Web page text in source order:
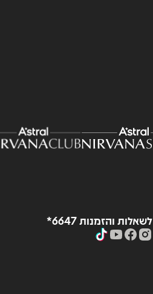
לשאלות והזמנות 6647*